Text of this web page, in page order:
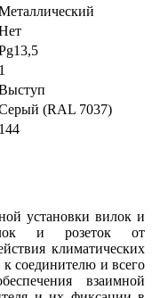
1
(RAL 7037)
144
установки вилок и
и розеток от
климатических
соединителю и всего
взаимной